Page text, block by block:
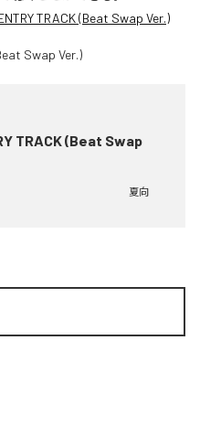
TRACK (Beat Swap Ver.)
TRACK (Beat Swap
夏向